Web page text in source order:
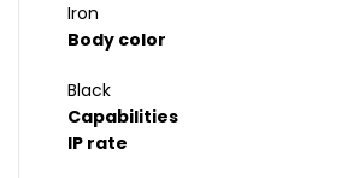
Iron
Body color
Black
Capabilities
IP rate